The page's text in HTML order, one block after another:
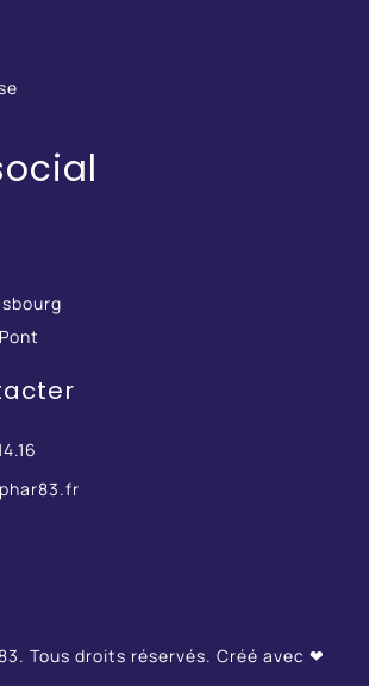
Tous droits réservés. Créé avec ❤